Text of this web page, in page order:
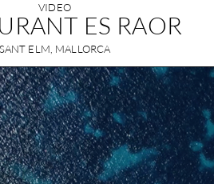
ES RAOR
VIDEO
SANT ELM, MALLORCA